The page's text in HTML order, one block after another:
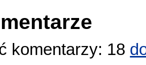
komentarzy: 18